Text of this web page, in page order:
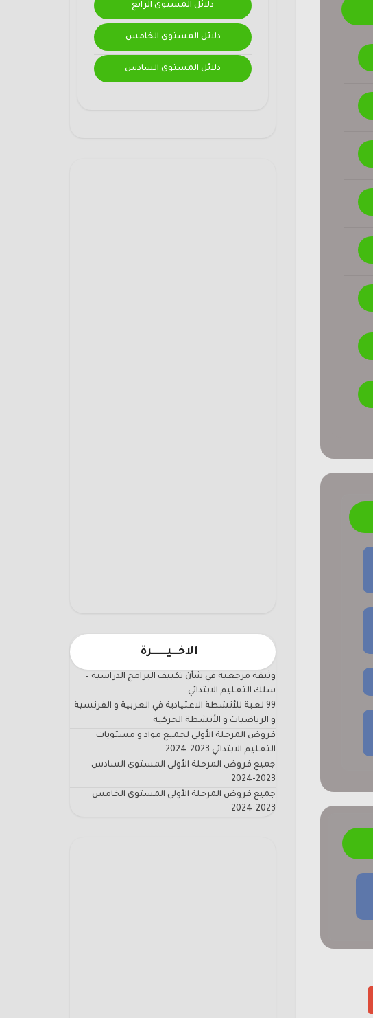
دلائل المستوى الرابع
دلائل المستوى الخامس
دلائل المستوى السادس
الاخـــيـــــــرة
وثيقة مرجعية في شأن تكييف البرامج الدراسية –
سلك التعليم الابتدائي
99 لعبة للأنشطة الاعتيادية في العربية و الفرنسية
و الرياضيات و الأنشطة الحركية
فروض المرحلة الأولى لجميع مواد و مستويات
التعليم الابتدائي 2023-2024
جميع فروض المرحلة الأولى المستوى السادس
2023-2024
جميع فروض المرحلة الأولى المستوى الخامس
2023-2024